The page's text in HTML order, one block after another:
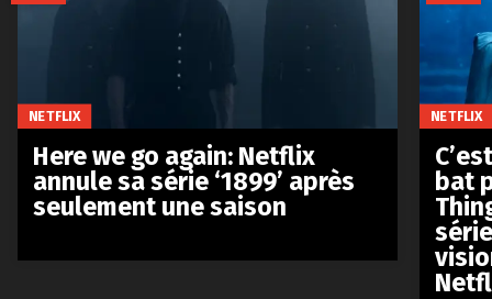
NETFLIX
Here we go again: Netflix
annule sa série ‘1899’ après
seulement une saison
NETFLIX
bat